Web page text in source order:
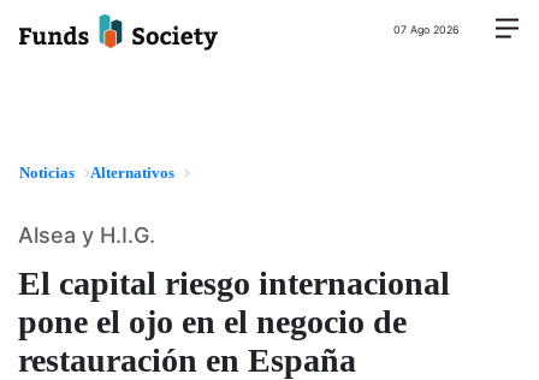
07 Ago 2026
Noticias Alternativos
El capital riesgo internacional
pone el ojo en el negocio de
restauración en España
Alsea y H.I.G.